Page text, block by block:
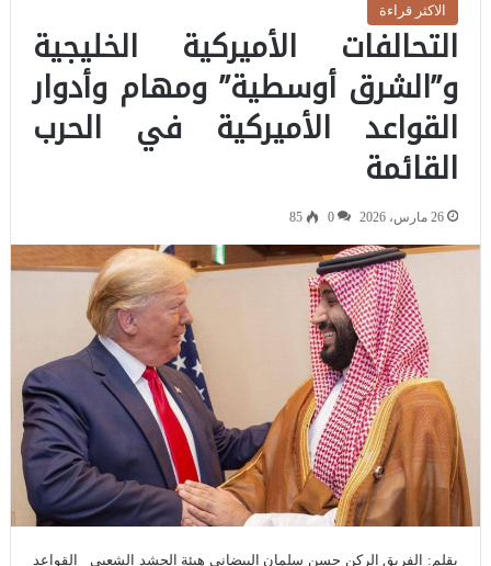
الاكثر قراءة
التحالفات الأميركية الخليجية
و”الشرق أوسطية” ومهام وأدوار
القواعد الأميركية في الحرب
القائمة
26 مارس، 2026 0
85
بقلم: الفريق الركن حسن سلمان البيضاني هيئة الحشد الشعبي القواعد